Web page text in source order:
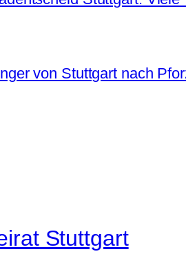
von Stuttgart nach
Stuttgart